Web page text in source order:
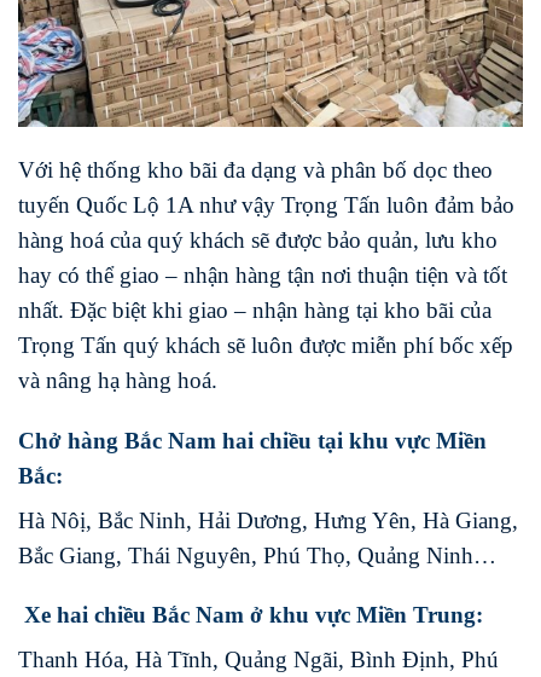
Với hệ thống kho bãi đa dạng và phân bố dọc theo
tuyến Quốc Lộ 1A như vậy Trọng Tấn luôn đảm bảo
hàng hoá của quý khách sẽ được bảo quản, lưu kho
hay có thể giao – nhận hàng tận nơi thuận tiện và tốt
nhất. Đặc biệt khi giao – nhận hàng tại kho bãi của
Trọng Tấn quý khách sẽ luôn được miễn phí bốc xếp
và nâng hạ hàng hoá.
Chở hàng Bắc Nam hai chiều tại khu vực Miền
Bắc:
Hà Nôị, Bắc Ninh, Hải Dương, Hưng Yên, Hà Giang,
Bắc Giang, Thái Nguyên, Phú Thọ, Quảng Ninh…
Xe hai chiều Bắc Nam ở khu vực Miền Trung:
Thanh Hóa, Hà Tĩnh, Quảng Ngãi, Bình Định, Phú